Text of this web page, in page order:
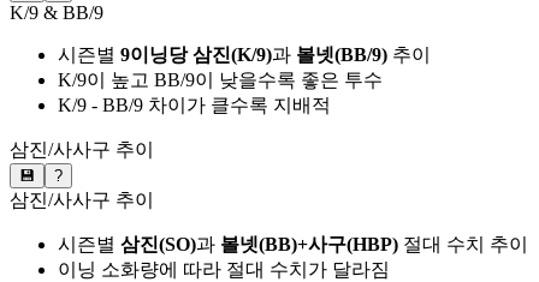
K/9 & BB/9
시즌별 9이닝당 삼진(K/9)과 볼넷(BB/9) 추이
K/9이 높고 BB/9이 낮을수록 좋은 투수
K/9 - BB/9 차이가 클수록 지배적
삼진/사사구 추이
💾 ?
삼진/사사구 추이
시즌별 삼진(SO)과 볼넷(BB)+사구(HBP) 절대 수치 추이
이닝 소화량에 따라 절대 수치가 달라짐